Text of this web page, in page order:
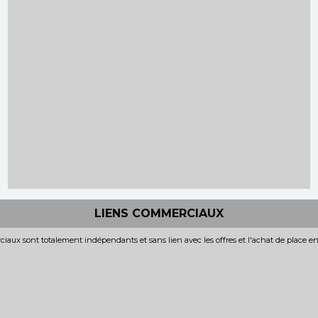
LIENS COMMERCIAUX
sont totalement indépendants et sans lien avec les offres et l'achat de place